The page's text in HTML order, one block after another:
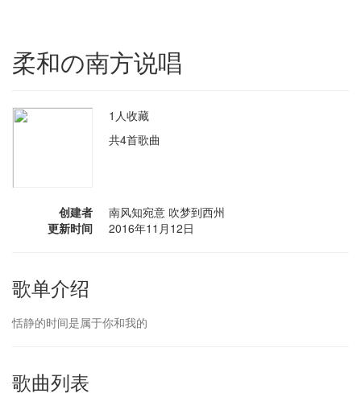
柔和の南方说唱
1人收藏
共4首歌曲
创建者
南风知宛意 吹梦到西州
更新时间
2016年11月12日
歌单介绍
恬静的时间是属于你和我的
歌曲列表